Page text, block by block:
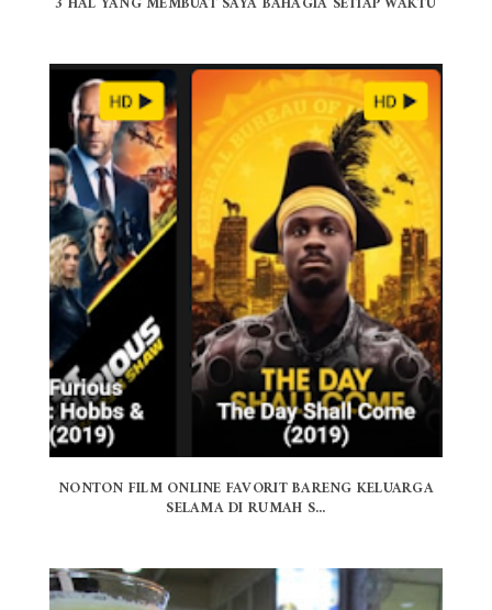
NONTON FILM ONLINE FAVORIT BARENG KELUARGA
SELAMA DI RUMAH S...